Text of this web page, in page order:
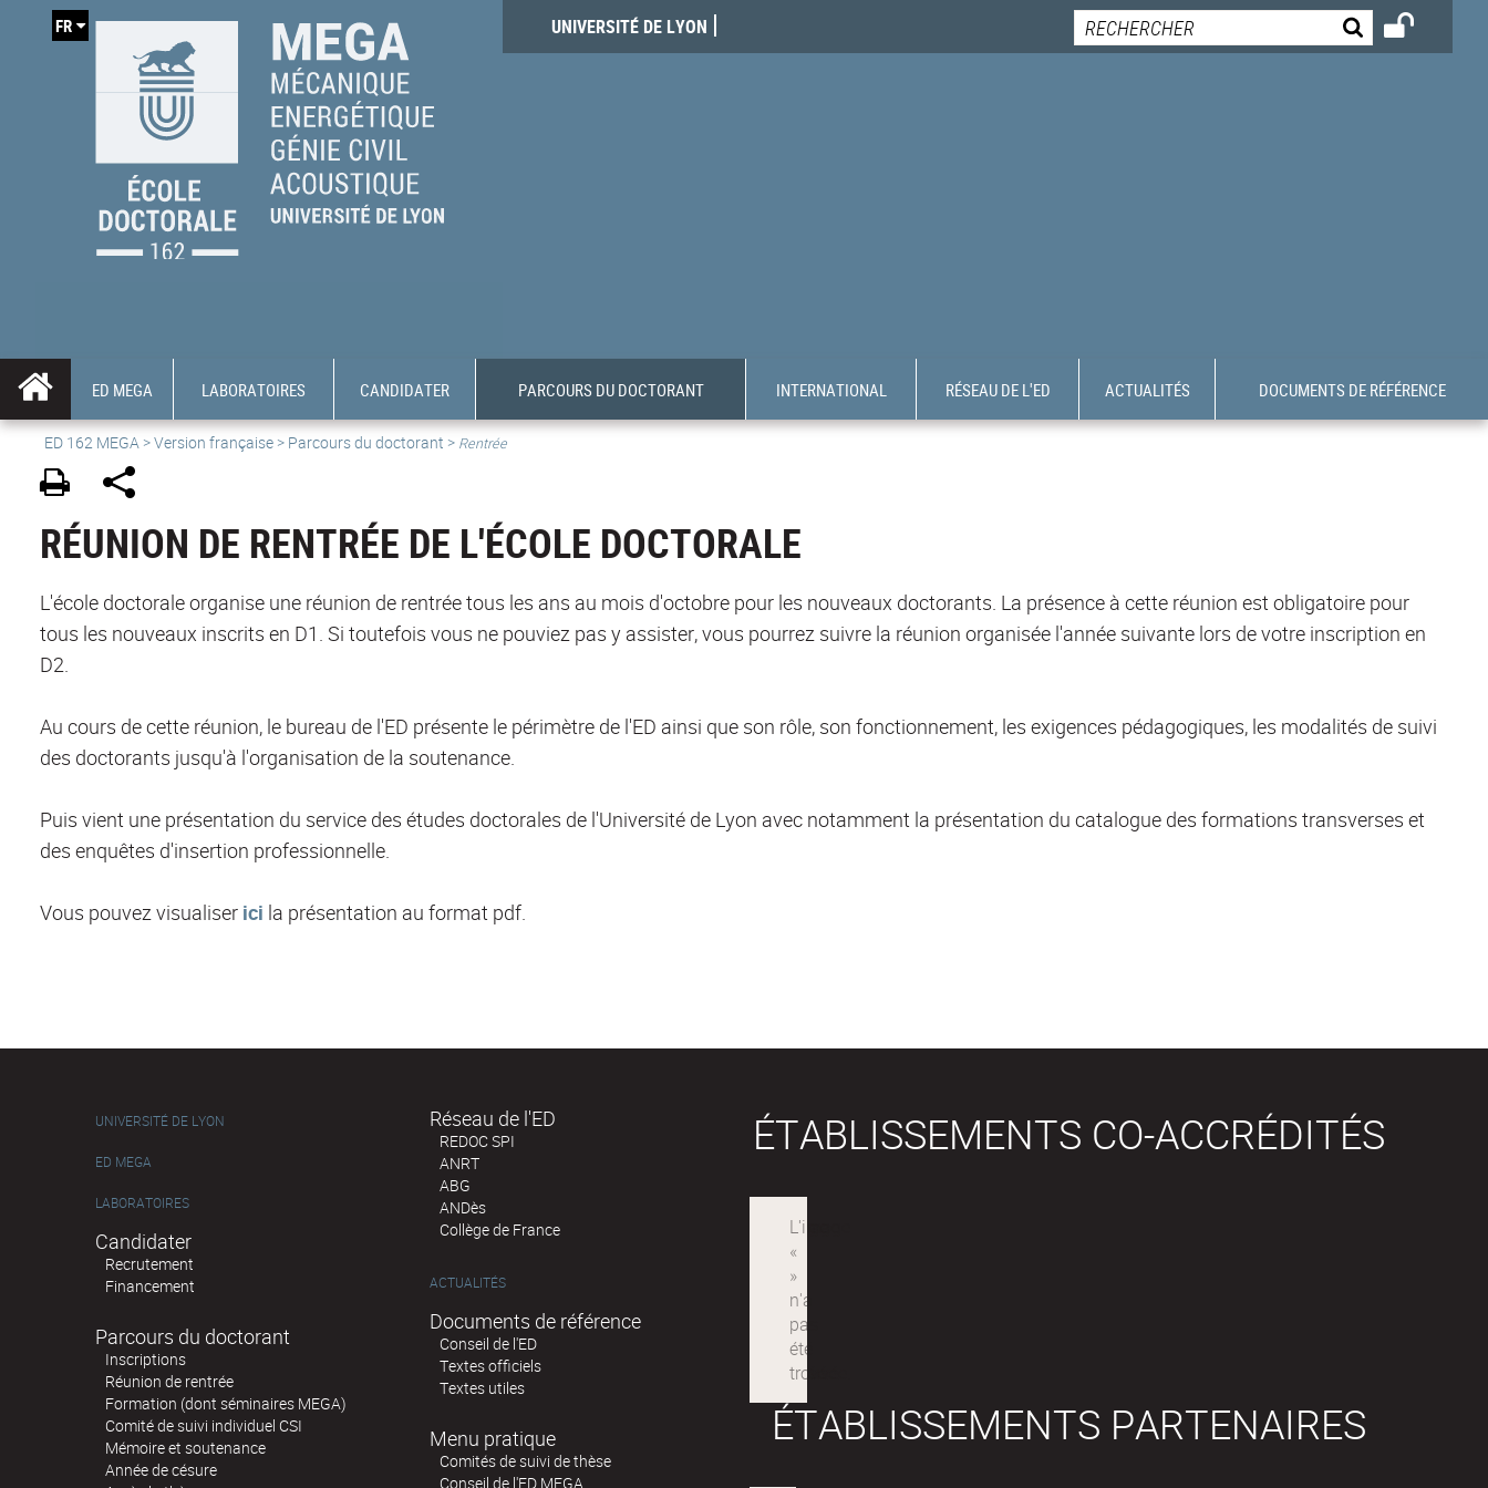
UNIVERSITÉ DE LYON
FR
ED MEGA LABORATOIRES CANDIDATER PARCOURS DU DOCTORANT INTERNATIONAL RÉSEAU DE L'ED ACTUALITÉS DOCUMENTS DE RÉFÉRENCE
ED 162 MEGA >Version française > Parcours du doctorant > Rentrée
RÉUNION DE RENTRÉE DE L'ÉCOLE DOCTORALE
L'école doctorale organise une réunion de rentrée tous les ans au mois d'octobre pour les nouveaux doctorants. La présence à cette réunion est obligatoire pour
tous les nouveaux inscrits en D1. Si toutefois vous ne pouviez pas y assister, vous pourrez suivre la réunion organisée l'année suivante lors de votre inscription en
D2.
Au cours de cette réunion, le bureau de l'ED présente le périmètre de l'ED ainsi que son rôle, son fonctionnement, les exigences pédagogiques, les modalités de suivi
des doctorants jusqu'à l'organisation de la soutenance.
Puis vient une présentation du service des études doctorales de l'Université de Lyon avec notamment la présentation du catalogue des formations transverses et
des enquêtes d'insertion professionnelle.
Vous pouvez visualiser ici la présentation au format pdf.
UNIVERSITÉ DE LYON
ED MEGA
LABORATOIRES
Candidater
Recrutement
Financement
Parcours du doctorant
Inscriptions
Réunion de rentrée
Formation (dont séminaires MEGA)
Comité de suivi individuel CSI
Mémoire et soutenance
Année de césure
Réseau de l'ED
REDOC SPI
ANRT
ABG
ANDès
Collège de France
ACTUALITÉS
Documents de référence
Conseil de l'ED
Textes officiels
Textes utiles
Menu pratique
Comités de suivi de thèse
Conseil de l'ED MEGA
ÉTABLISSEMENTS CO-ACCRÉDITÉS
ÉTABLISSEMENTS PARTENAIRES